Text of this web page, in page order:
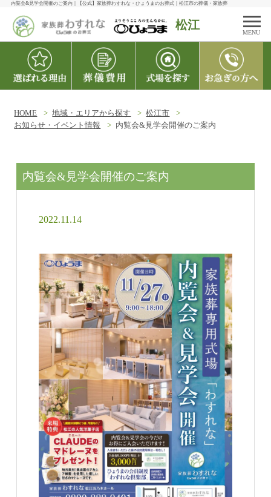
内覧会&見学会開催のご案内｜【公式】家族葬わすれな・ひょうまのお葬式｜松江市の葬儀・家族葬
松江
MENU
HOME 地域・エリアから探す
松江市
お知らせ・イベント情報
内覧会&見学会開催のご案内
内覧会&見学会開催のご案内
2022.11.14